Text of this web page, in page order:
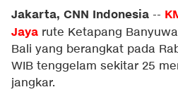
Jakarta, CNN Indonesia --
Jaya rute Ketapang
Bali yang berangkat pada
WIB tenggelam sekitar 25
jangkar.